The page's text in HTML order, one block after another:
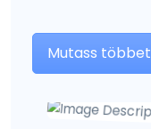
Mutass többet